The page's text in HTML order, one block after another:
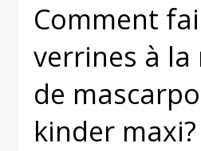
Comment
verrines à la
de
kinder maxi?